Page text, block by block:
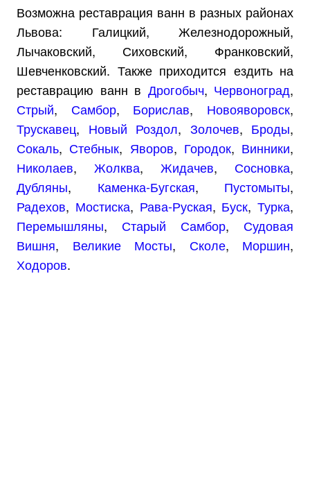
Возможна реставрация ванн в разных районах
Львова: Галицкий, Железнодорожный,
Лычаковский, Сиховский, Франковский,
Шевченковский. Также приходится ездить на
реставрацию ванн в Дрогобыч, Червоноград,
Стрый, Самбор, Борислав, Новояворовск,
Трускавец, Новый Роздол, Золочев, Броды,
Сокаль, Стебнык, Яворов, Городок, Винники,
Николаев, Жолква, Жидачев, Сосновка,
Дубляны, Каменка-Бугская, Пустомыты,
Радехов, Мостиска, Рава-Руская, Буск, Турка,
Перемышляны, Старый Самбор, Судовая
Вишня, Великие Мосты, Сколе, Моршин,
Ходоров.